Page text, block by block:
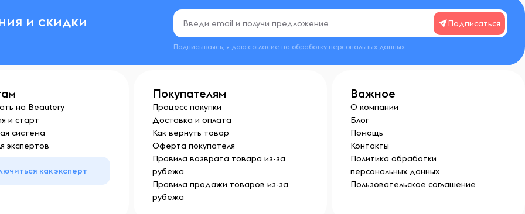
и скидки Подписаться
Подписываясь, я даю согласие на обработку персональных данных
на Beautery
и старт
система
экспертов
как эксперт
Покупателям
Процесс покупки
Доставка и оплата
Как вернуть товар
Оферта покупателя
Правила возврата товара из-за
рубежа
Правила продажи товаров из-за
рубежа
Важное
О компании
Блог
Помощь
Контакты
Политика обработки
персональных данных
Пользовательское соглашение